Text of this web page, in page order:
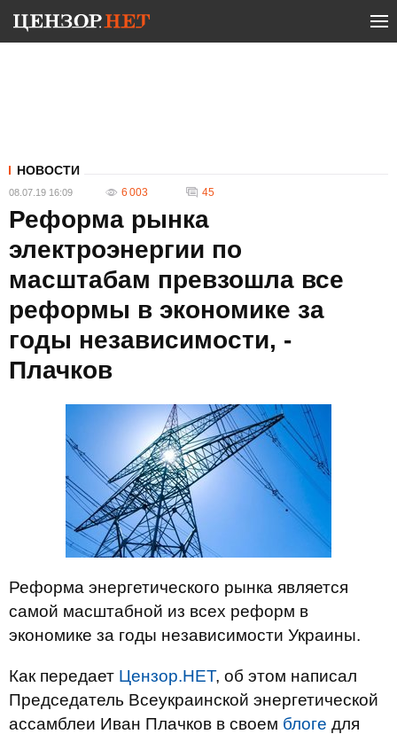
НОВОСТИ
08.07.19 16:09 6 003 45
Реформа рынка
электроэнергии по
масштабам превзошла все
реформы в экономике за
годы независимости, -
Плачков
Реформа энергетического рынка является
самой масштабной из всех реформ в
экономике за годы независимости Украины.
Как передает Цензор.НЕТ, об этом написал
Председатель Всеукраинской энергетической
ассамблеи Иван Плачков в своем блоге для